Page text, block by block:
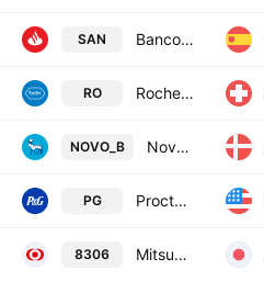
SAN Banco Santander, S.A.
RO Roche Holding Ltd
NOVO_B Novo Nordisk A/S Class B
PG Procter & Gamble Company
8306 Mitsubishi UFJ Financial Group, Inc.